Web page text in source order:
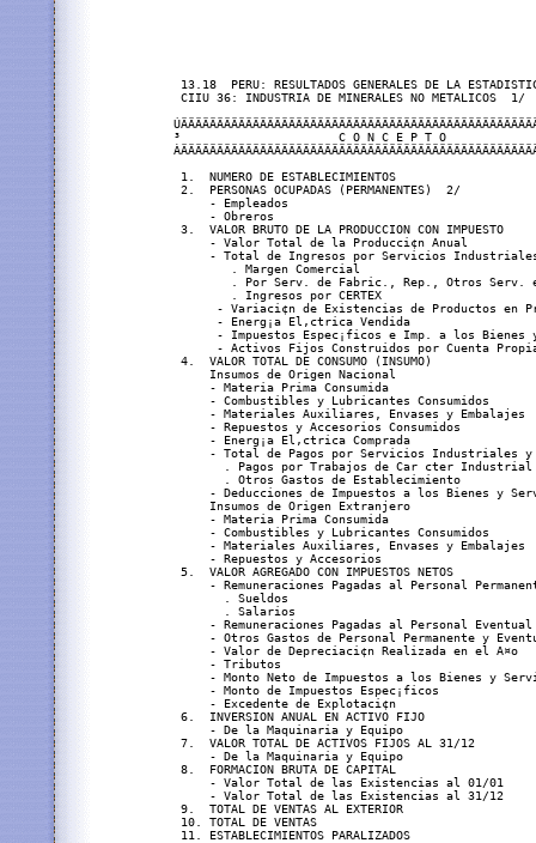
13.18  PERU: RESULTADOS GENERALES DE LA
CIIU 36: INDUSTRIA DE MINERALES NO METALICOS  1/
³                      C O N C E P T O
1.  NUMERO DE ESTABLECIMIENTOS
2.  PERSONAS OCUPADAS
- Empleados
- Obreros
3.  VALOR BRUTO DE LA PRODUCCION CON
- Valor Total de la Producci¢n Anual
- Total de Ingresos por Servicios
. Margen Comercial
. Por Serv. de Fabric., Rep., Otros
. Ingresos por CERTEX
- Variaci¢n de Existencias de Productos en
- Energ¡a El‚ctrica Vendida
- Impuestos Espec¡ficos e Imp. a los
- Activos Fijos Construidos por Cuenta
4.  VALOR TOTAL DE CONSUMO (INSUMO)
Insumos de Origen Nacional
- Materia Prima Consumida
- Combustibles y Lubricantes Consumidos
- Materiales Auxiliares, Envases y
- Repuestos y Accesorios Consumidos
- Energ¡a El‚ctrica Comprada
- Total de Pagos por Servicios Industriales
. Pagos por Trabajos de Car cter
. Otros Gastos de Establecimiento
- Deducciones de Impuestos a los Bienes y
Insumos de Origen Extranjero
- Materia Prima Consumida
- Combustibles y Lubricantes Consumidos
- Materiales Auxiliares, Envases y
- Repuestos y Accesorios
5.  VALOR AGREGADO CON IMPUESTOS
- Remuneraciones Pagadas al Personal
. Sueldos
. Salarios
- Remuneraciones Pagadas al Personal
- Otros Gastos de Personal Permanente y
- Valor de Depreciaci¢n Realizada en el A¤o
- Tributos
- Monto Neto de Impuestos a los Bienes y
- Monto de Impuestos Espec¡ficos
- Excedente de Explotaci¢n
6.  INVERSION ANUAL EN ACTIVO FIJO
- De la Maquinaria y Equipo
7.  VALOR TOTAL DE ACTIVOS FIJOS AL
- De la Maquinaria y Equipo
8.  FORMACION BRUTA DE CAPITAL
- Valor Total de las Existencias al 01/01
- Valor Total de las Existencias al 31/12
9.  TOTAL DE VENTAS AL EXTERIOR
10. TOTAL DE VENTAS
11. ESTABLECIMIENTOS